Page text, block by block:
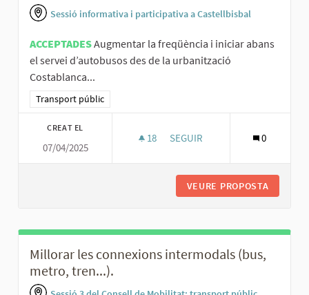
Sessió informativa i participativa a Castellbisbal
ACCEPTADESAugmentar la freqüència i iniciar abans
el servei d’autobusos des de la urbanització
Costablanca...
Resultats al filtrar per la categoria: Transport públic
Transport públic
CREAT EL
07/04/2025
18 18 SEGUIDORES
SEGUIR 0
VEURE PROPOSTA
Millorar les connexions intermodals (bus,
metro, tren...).